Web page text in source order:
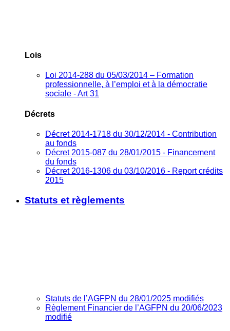
Lois
Loi 2014-288 du 05/03/2014 – Formation
professionnelle, à l’emploi et à la démocratie
sociale - Art 31
Décrets
Décret 2014-1718 du 30/12/2014 - Contribution
au fonds
Décret 2015-087 du 28/01/2015 - Financement
du fonds
Décret 2016-1306 du 03/10/2016 - Report crédits
2015
Statuts et règlements
Statuts de l’AGFPN du 28/01/2025 modifiés
Règlement Financier de l’AGFPN du 20/06/2023
modifié